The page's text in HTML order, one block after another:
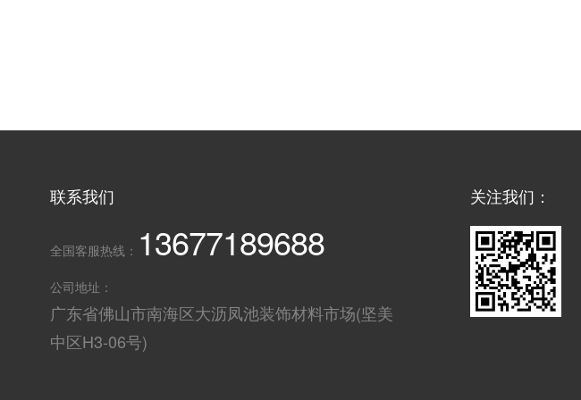
联系我们
全国客服热线： 13677189688
公司地址：
广东省佛山市南海区大沥凤池装饰材料市场(坚美
中区H3-06号)
关注我们：